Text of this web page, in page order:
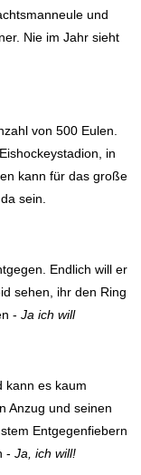
und
Nie im Jahr sieht
von 500 Eulen.
in
kann für das große
sein.
Endlich will er
sehen, ihr den Ring
- Ja ich will
kann es kaum
Anzug und seinen
Entgegenfiebern
- Ja, ich will!